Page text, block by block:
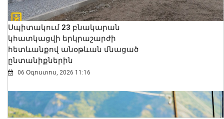
Սպիտակում 23 բնակարան
կհատկացվի երկրաշարժի
հետևանքով անօթևան մնացած
ընտանիքներին
06 Օգոստոս, 2026 11:16